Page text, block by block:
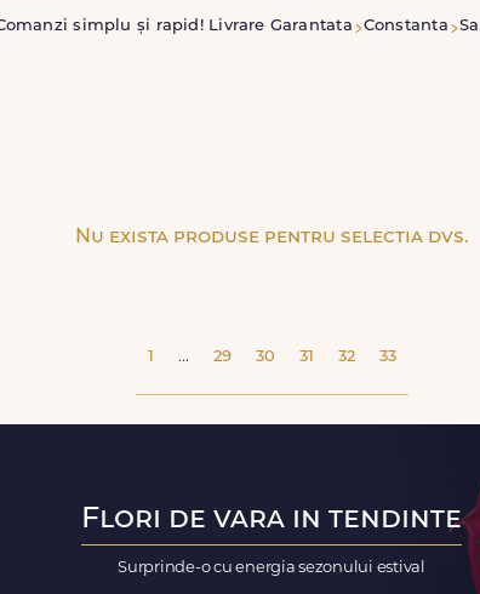
simplu și rapid! Livrare Garantata Constanta
Nu exista produse pentru selectia dvs.
1 ... 29 30 31 32 33
Flori de vara in tendinte
Surprinde-o cu energia sezonului estival